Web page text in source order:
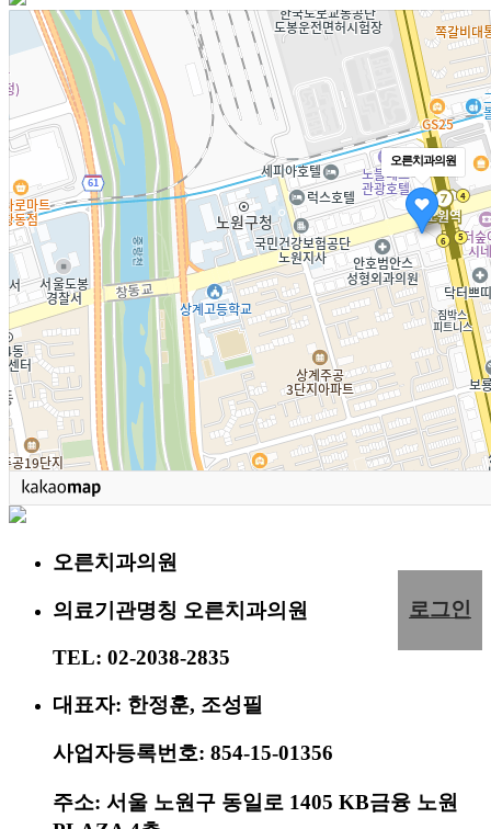
오른치과의원
로그인
오른치과의원
의료기관명칭 오른치과의원
TEL: 02-2038-2835
대표자: 한정훈, 조성필
사업자등록번호: 854-15-01356
주소: 서울 노원구 동일로 1405 KB금융 노원